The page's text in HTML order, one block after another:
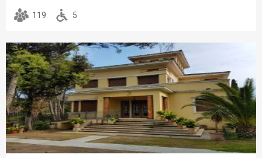
119 5